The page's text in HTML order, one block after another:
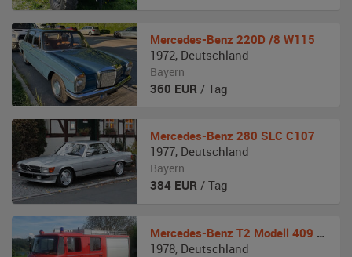
Mercedes-Benz 220D /8 W115
1972, Deutschland
Bayern
360 EUR / Tag
Mercedes-Benz 280 SLC C107
1977, Deutschland
Bayern
384 EUR / Tag
Mercedes-Benz T2 Modell 409 Feuerwehr
1978, Deutschland